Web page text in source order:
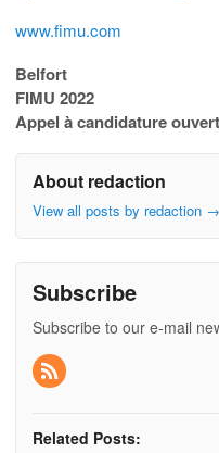
www.fimu.com
Belfort
FIMU 2022
Appel à candidature ouvert
About redaction
View all posts by redaction →
Subscribe
Subscribe to our e-mail
Related Posts: